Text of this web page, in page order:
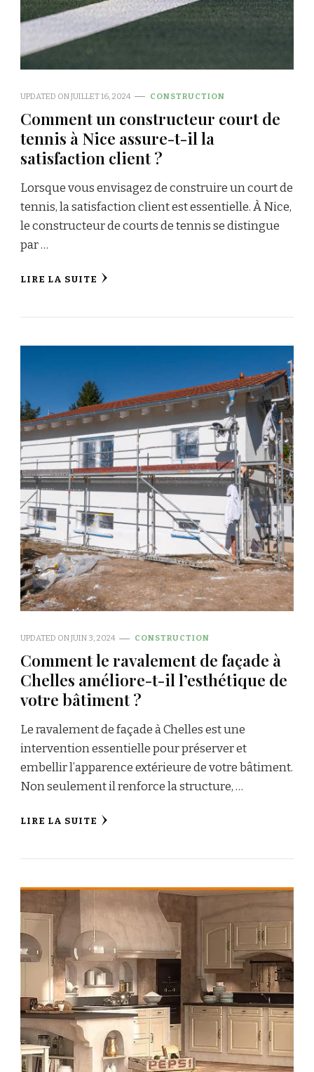
UPDATED ONJUILLET 16, 2024 CONSTRUCTION
Comment un constructeur court de
tennis à Nice assure-t-il la
satisfaction client ?
Lorsque vous envisagez de construire un court de
tennis, la satisfaction client est essentielle. À Nice,
le constructeur de courts de tennis se distingue
par …
LIRE LA SUITE
UPDATED ONJUIN 3, 2024 CONSTRUCTION
Comment le ravalement de façade à
Chelles améliore-t-il l’esthétique de
votre bâtiment ?
Le ravalement de façade à Chelles est une
intervention essentielle pour préserver et
embellir l’apparence extérieure de votre bâtiment.
Non seulement il renforce la structure, …
LIRE LA SUITE